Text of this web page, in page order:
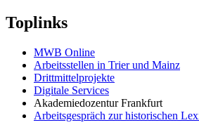
Toplinks
MWB Online
Arbeitsstellen in Trier und Mainz
Drittmittelprojekte
Digitale Services
Akademiedozentur Frankfurt
Arbeitsgespräch zur historischen